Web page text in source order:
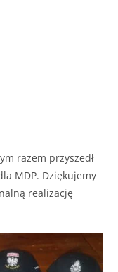
razem przyszedł
MDP. Dziękujemy
realizację